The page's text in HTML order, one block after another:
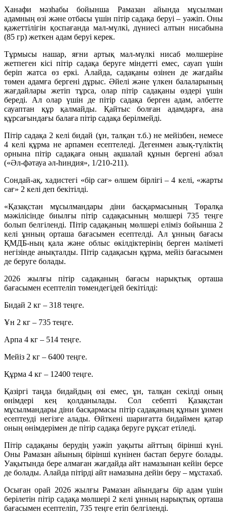
Ханафи мәзһабы бойынша Рамазан айында мұсылман
адамның өзі және отбасы үшін пітір садақа беруі – уәжіп. Оны
қажеттілігін қоспағанда мал-мүлкі, дүниесі алтын нисабына
(85 гр) жеткен адам беруі керек.
Тұрмысы нашар, яғни артық мал-мүлкі нисаб мөлшеріне
жетпеген кісі пітір садақа беруге міндетті емес, сауап үшін
беріп жатса өз еркі. Алайда, садақаны өзінен де жағдайы
төмен адамға бергені дұрыс. Әйелі және үлкен балаларының
жағдайлары жетіп тұрса, олар пітір садақаны өздері үшін
береді. Ал олар үшін де пітір садақа берген адам, әлбетте
сауаптан құр қалмайды. Қайтыс болған адамдарға, ана
құрсағындағы балаға пітір садақа берілмейді.
Пітір садақа 2 келі бидай (ұн, талқан т.б.) не мейізбен, немесе
4 келі құрма не арпамен есептеледі. Дегенмен азық-түліктің
орнына пітір садақаға оның ақшалай құнын бергені абзал
(«Әл-фәтауа әл-һиндия», 1/210-211).
Сондай-ақ, хадистегі «бір сағ» өлшем бірлігі – 4 келі, «жарты
сағ» 2 келі деп бекітілді.
«Қазақстан мұсылмандары діни басқармасының Төралқа
мәжілісінде биылғы пітір садақасының мөлшері 735 теңге
болып белгіленді. Пітір садақаның мөлшері еліміз бойынша 2
келі ұнның орташа бағасымен есептелді. Ал ұнның бағасы
ҚМДБ-ның қала және облыс өкілдіктерінің берген мәліметі
негізінде анықталды. Пітір садақасын құрма, мейіз бағасымен
де беруге болады.
2026 жылғы пітір садақаның бағасы нарықтық орташа
бағасымен есептеліп төмендегідей бекітілді:
Бидай 2 кг – 318 теңге.
Ұн 2 кг – 735 теңге.
Арпа 4 кг – 514 теңге.
Мейіз 2 кг – 6400 теңге.
Құрма 4 кг – 12400 теңге.
Қазіргі таңда бидайдың өзі емес, ұн, талқан секілді оның
өнімдері кең қолданылады. Сол себепті Қазақстан
мұсылмандары діни басқармасы пітір садақаның құнын ұнмен
есептеуді негізге алады. Өйткені шариғатта бидаймен қатар
оның өнімдерімен де пітір садақа беруге рұқсат етіледі.
Пітір садақаны берудің уәжіп уақыты айттың бірінші күні.
Оны Рамазан айының бірінші күнінен бастап беруге болады.
Уақытында бере алмаған жағдайда айт намазынан кейін берсе
де болады. Алайда пітірді айт намазына дейін беру – мұстахаб.
Осыған орай 2026 жылғы Рамазан айындағы бір адам үшін
берілетін пітір садақа мөлшері 2 келі ұнның нарықтық орташа
бағасымен есептеліп, 735 теңге етіп белгіленді.